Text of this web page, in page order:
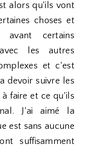
alors qu'ils vont
choses et
certains
les autres
et c'est
devoir suivre les
faire et ce qu'ils
J'ai aimé la
est sans aucune
suffisamment